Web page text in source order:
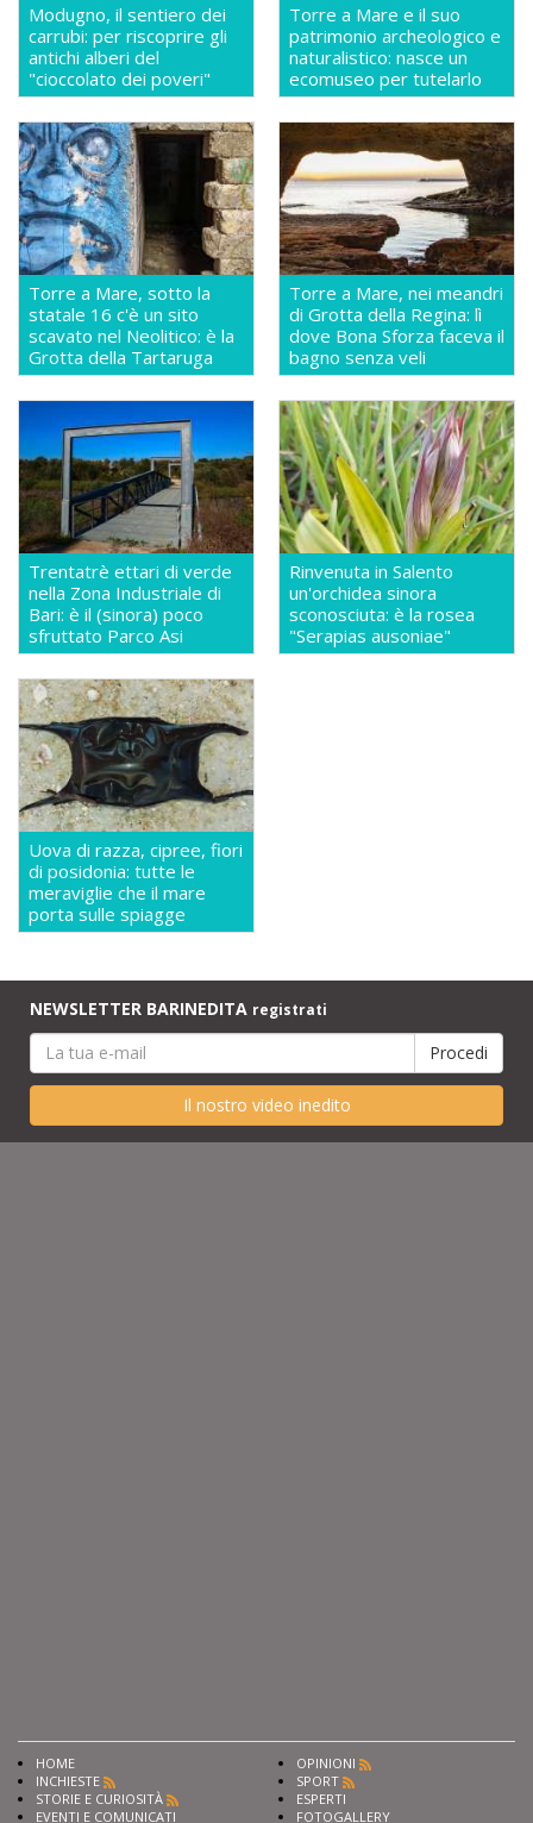
Modugno, il sentiero dei
carrubi: per riscoprire gli
antichi alberi del
"cioccolato dei poveri"
Torre a Mare e il suo
patrimonio archeologico e
naturalistico: nasce un
ecomuseo per tutelarlo
Torre a Mare, sotto la
statale 16 c'è un sito
scavato nel Neolitico: è la
Grotta della Tartaruga
Torre a Mare, nei meandri
di Grotta della Regina: lì
dove Bona Sforza faceva il
bagno senza veli
Trentatrè ettari di verde
nella Zona Industriale di
Bari: è il (sinora) poco
sfruttato Parco Asi
Rinvenuta in Salento
un'orchidea sinora
sconosciuta: è la rosea
"Serapias ausoniae"
Uova di razza, cipree, fiori
di posidonia: tutte le
meraviglie che il mare
porta sulle spiagge
NEWSLETTER BARINEDITA registrati
Il nostro video inedito
HOME
INCHIESTE
STORIE E CURIOSITÀ
EVENTI E COMUNICATI
OPINIONI
SPORT
ESPERTI
FOTOGALLERY